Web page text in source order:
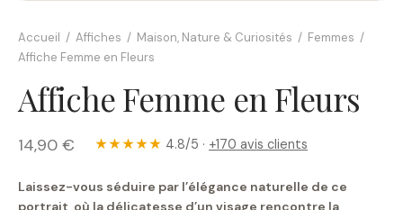
Accueil / Affiches / Maison, Nature & Curiosités / Femmes /
Affiche Femme en Fleurs
Affiche Femme en Fleurs
14,90 € ★★★★★ 4.8/5 · +170 avis clients
Laissez-vous séduire par l’élégance naturelle de ce